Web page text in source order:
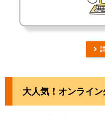
大人気！オンライ